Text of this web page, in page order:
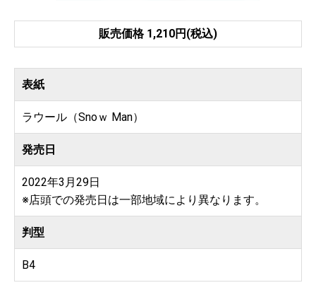
販売価格 1,210円(税込)
表紙
ラウール（Snoｗ Man）
発売日
2022年3月29日
※店頭での発売日は一部地域により異なります。
判型
B4